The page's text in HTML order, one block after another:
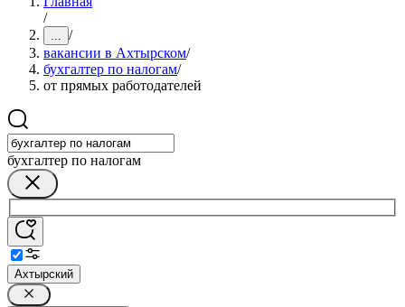
/
... /
вакансии в Ахтырском/
бухгалтер по налогам/
от прямых работодателей
бухгалтер по налогам
Ахтырский